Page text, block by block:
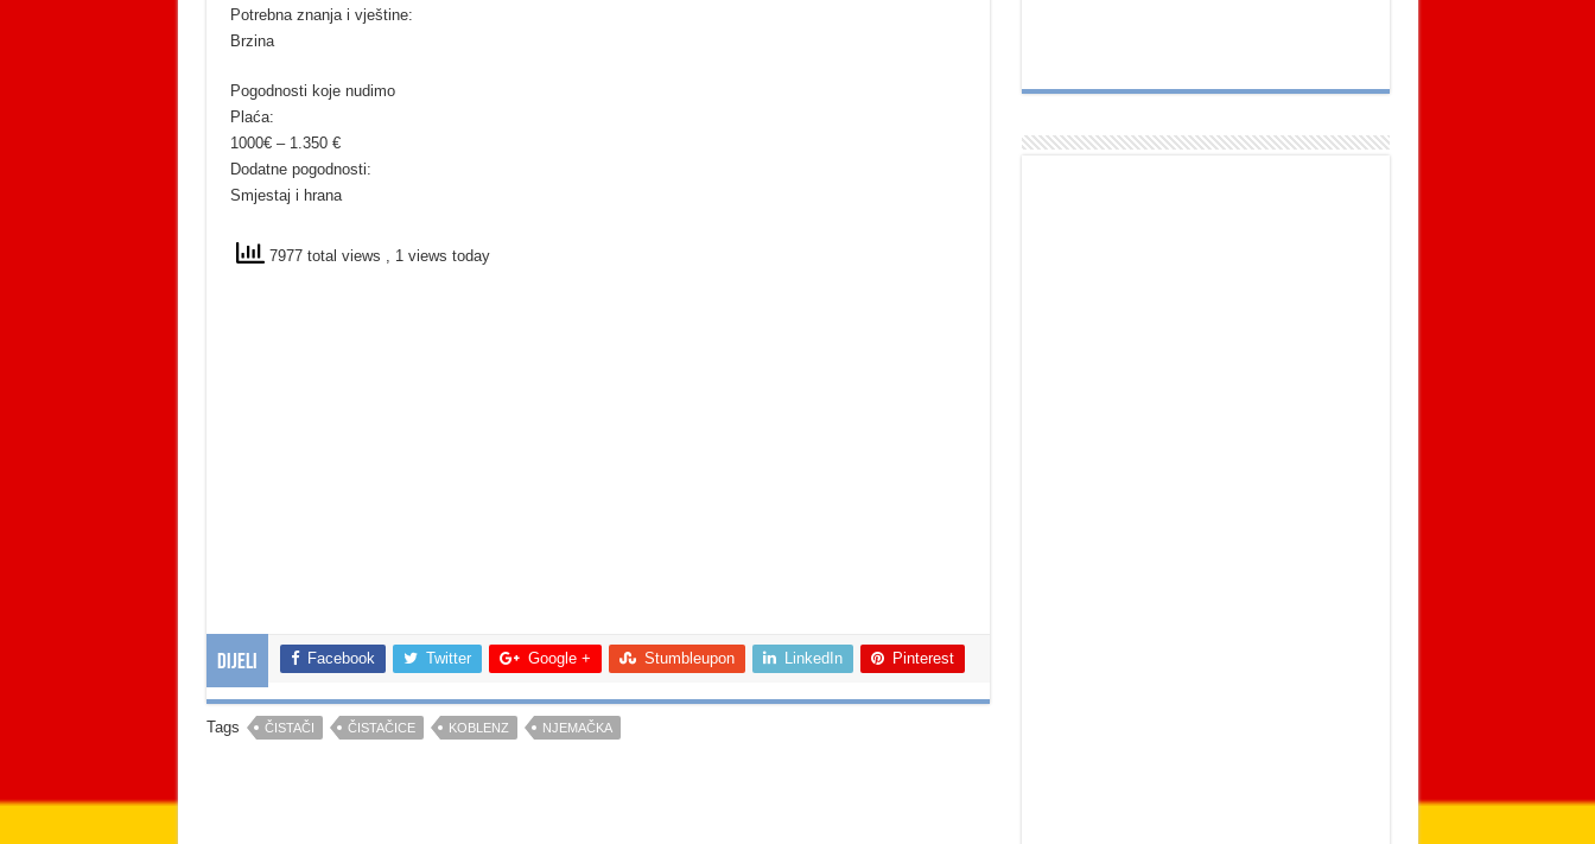
Potrebna znanja i vještine:
Brzina
Pogodnosti koje nudimo
Plaća:
1000€ – 1.350 €
Dodatne pogodnosti:
Smjestaj i hrana
7977 total views , 1 views today
Dijeli Facebook Twitter Google + Stumbleupon LinkedIn Pinterest
Tags ČISTAČI ČISTAČICE KOBLENZ NJEMAČKA